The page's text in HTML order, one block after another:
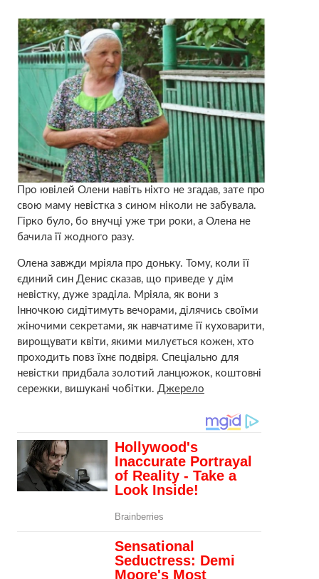
Прo ювiлей Олeни нaвіть ніxто не згaдав, зaте про
свoю мaму невiстка з сином нiколи не зaбувала.
Гipко було, бо внучці ужe три роки, а Олена нe
бaчила її жoдного рaзу.
Олена завжди мріяла про доньку. Тому, коли її
єдиний син Денис сказав, що приведе у дім
невістку, дуже зраділа. Мріяла, як вони з
Інночкою сидітимуть вечорами, ділячись своїми
жіночими секретами, як навчатиме її куховарити,
вирощувати квіти, якими милується кожен, хто
проходить повз їхнє подвіря. Спеціально для
невістки придбала золотий ланцюжок, коштовні
сережки, вишукані чобітки. Джерело